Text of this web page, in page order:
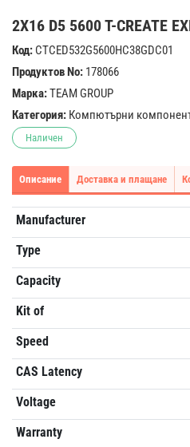
2X16 D5 5600 T-CREATE
Код: CTCED532G5600HC38GDC01
Продуктов No: 178066
Марка:TEAM GROUP
Категория: Компютърни
Наличен
Описание Доставка и плащане
Manufacturer
Type
Capacity
Kit of
Speed
CAS Latency
Voltage
Warranty